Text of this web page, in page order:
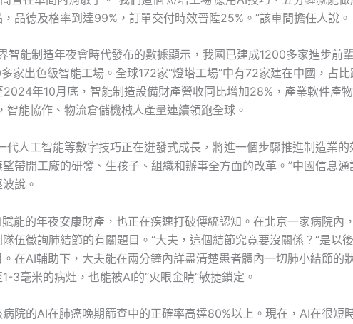
品德及格率到達99%，訂單交付時效晉陞25%。”該車間擔任人說。
智能制造年夜會時代發布的數據顯示，我國已建成1200多家進步前
家出色級智能工場。全球172家“燈塔工場”中有72家建在中國，占比
2024年10月底，智能制造設備財產營收同比增加28%，產業軟件產
智能協作、物流倉儲機械人產量連續領跑全球。
代人工智能等數字技巧正在迸發式成長，將進一個步驟推進制造業的
帶開工廠的研發、生孩子、組織和辦事全方面的改革。”中國信息通
說。
能的年夜安康財產，也正在疾速打破傳統認知。在北京一家病院內
伍徵詢肺結節的有關題目。“大夫，這個結節究竟要沒關係？”是以
在AI輔助下，大夫能在兩分鐘內詳盡清楚患者體內一切肺小結節的
3毫米的病灶，也能被AI的“火眼金睛”敏捷鎖定。
院的AI在肺癌晚期篩查中的正確率高達80%以上。現在，AI在很短